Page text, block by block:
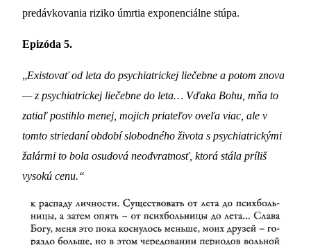
predávkovania riziko úmrtia exponenciálne stúpa.
Epizóda 5.
„Existovať od leta do psychiatrickej liečebne a potom znova
— z psychiatrickej liečebne do leta… Vďaka Bohu, mňa to
zatiaľ postihlo menej, mojich priateľov oveľa viac, ale v
tomto striedaní období slobodného života s psychiatrickými
žalármi to bola osudová neodvratnosť, ktorá stála príliš
vysokú cenu.“